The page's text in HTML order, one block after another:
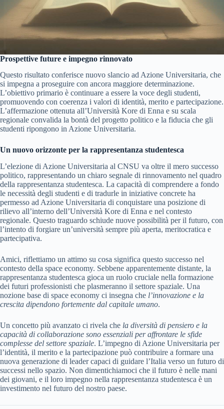
Prospettive future e impegno rinnovato
Questo risultato conferisce nuovo slancio ad Azione Universitaria, che
si impegna a proseguire con ancora maggiore determinazione.
L’obiettivo primario è continuare a essere la voce degli studenti,
promuovendo con coerenza i valori di identità, merito e partecipazione.
L’affermazione ottenuta all’Università Kore di Enna e su scala
regionale convalida la bontà del progetto politico e la fiducia che gli
studenti ripongono in Azione Universitaria.
Un nuovo orizzonte per la rappresentanza studentesca
L’elezione di Azione Universitaria al CNSU va oltre il mero successo
politico, rappresentando un chiaro segnale di rinnovamento nel quadro
della rappresentanza studentesca. La capacità di comprendere a fondo
le necessità degli studenti e di tradurle in iniziative concrete ha
permesso ad Azione Universitaria di conquistare una posizione di
rilievo all’interno dell’Università Kore di Enna e nel contesto
regionale. Questo traguardo schiude nuove possibilità per il futuro, con
l’intento di forgiare un’università sempre più aperta, meritocratica e
partecipativa.
Amici, riflettiamo un attimo su cosa significa questo successo nel
contesto della space economy. Sebbene apparentemente distante, la
rappresentanza studentesca gioca un ruolo cruciale nella formazione
dei futuri professionisti che plasmeranno il settore spaziale. Una
nozione base di space economy ci insegna che l’innovazione e la
crescita dipendono fortemente dal capitale umano.
Un concetto più avanzato ci rivela che la diversità di pensiero e la
capacità di collaborazione sono essenziali per affrontare le sfide
complesse del settore spaziale. L’impegno di Azione Universitaria per
l’identità, il merito e la partecipazione può contribuire a formare una
nuova generazione di leader capaci di guidare l’Italia verso un futuro di
successi nello spazio. Non dimentichiamoci che il futuro è nelle mani
dei giovani, e il loro impegno nella rappresentanza studentesca è un
investimento nel futuro del nostro paese.